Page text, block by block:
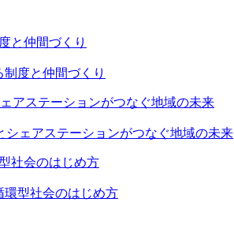
度と仲間づくり
ェアステーションがつなぐ地域の未来
型社会のはじめ方